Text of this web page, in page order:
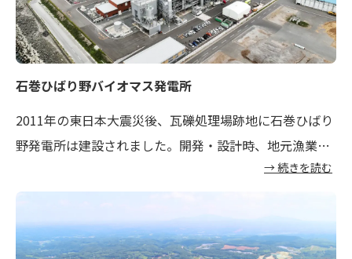
石巻ひばり野バイオマス発電所
2011年の東日本大震災後、瓦礫処理場跡地に石巻ひばり
野発電所は建設されました。開発・設計時、地元漁業関
係者様との協議において、タービン蒸気冷却水の海洋排
出に対する懸念の声が寄せられました。レノバはこれを
受け、独自に漁業影響調査を実施。また、国内採用例の
少なかった「空冷式復水器」を採用することで、海洋へ
→ 続きを読む